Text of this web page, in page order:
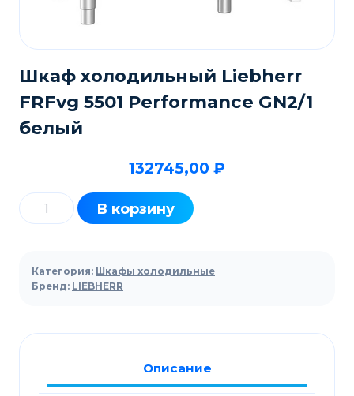
Шкаф холодильный Liebherr
FRFvg 5501 Performance GN2/1
белый
132745,00 ₽
Количество
товара
холодильный
Liebherr
5501
Performance
В корзину
Категория: Шкафы холодильные
Бренд: LIEBHERR
Описание